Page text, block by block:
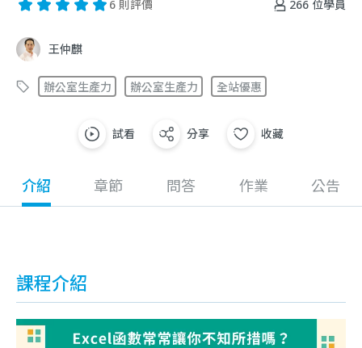
266 位學員
6 則評價
王仲麒
辦公室生產力 辦公室生產力 全站優惠
試看 分享 收藏
介紹 章節 問答 作業 公告
課程介紹